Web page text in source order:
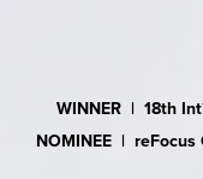
WINNER | 18th
NOMINEE |